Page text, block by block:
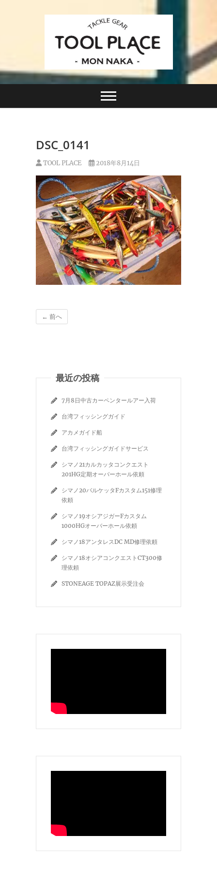
TACKLE GEAR
TOOL PLACE ツー
小さなルアーフィッシングショップ「ツールプレイ
ス」が門前仲町に近日オープン！
DSC_0141
TOOL PLACE 2018年8月14日
← 前へ
最近の投稿
7月8日中古カーペンタールアー入荷
台湾フィッシングガイド
アカメガイド船
台湾フィッシングガイドサービス
シマノ21カルカッタコンクエスト
201HG定期オーバーホール依頼
シマノ20バルケッタFカスタム151修理
依頼
シマノ19オシアジガーFカスタム
1000HGオーバーホール依頼
シマノ18アンタレスDC MD修理依頼
シマノ18オシアコンクエストCT300修
理依頼
STONEAGE TOPAZ展示受注会